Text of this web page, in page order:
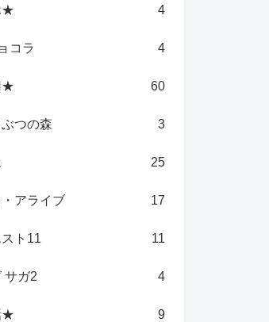
★ 4
コラ 4
★ 60
つの森 3
25
アライブ 17
ト11 11
サガ2 4
★ 9